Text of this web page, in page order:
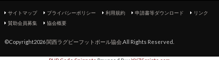
サイトマップ プライバシーポリシー 利用規約 申請書等ダウンロード
リンク
賛助会員募集
協会概要
©Copyright2026関西ラグビーフットボール協会.All Rights Reserved.